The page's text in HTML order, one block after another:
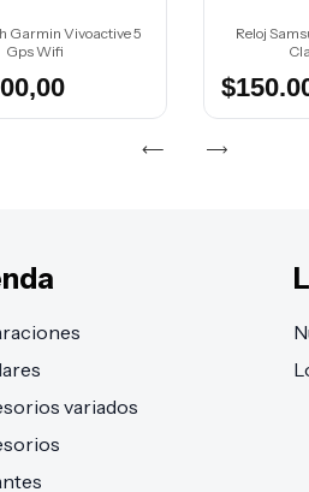
Garmin Vivoactive 5
Gps Wifi
Reloj
variados